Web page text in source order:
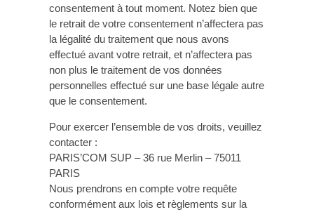
consentement à tout moment. Notez bien que
le retrait de votre consentement n’affectera pas
la légalité du traitement que nous avons
effectué avant votre retrait, et n’affectera pas
non plus le traitement de vos données
personnelles effectué sur une base légale autre
que le consentement.
Pour exercer l’ensemble de vos droits, veuillez
contacter :
PARIS’COM SUP – 36 rue Merlin – 75011
PARIS
Nous prendrons en compte votre requête
conformément aux lois et règlements sur la